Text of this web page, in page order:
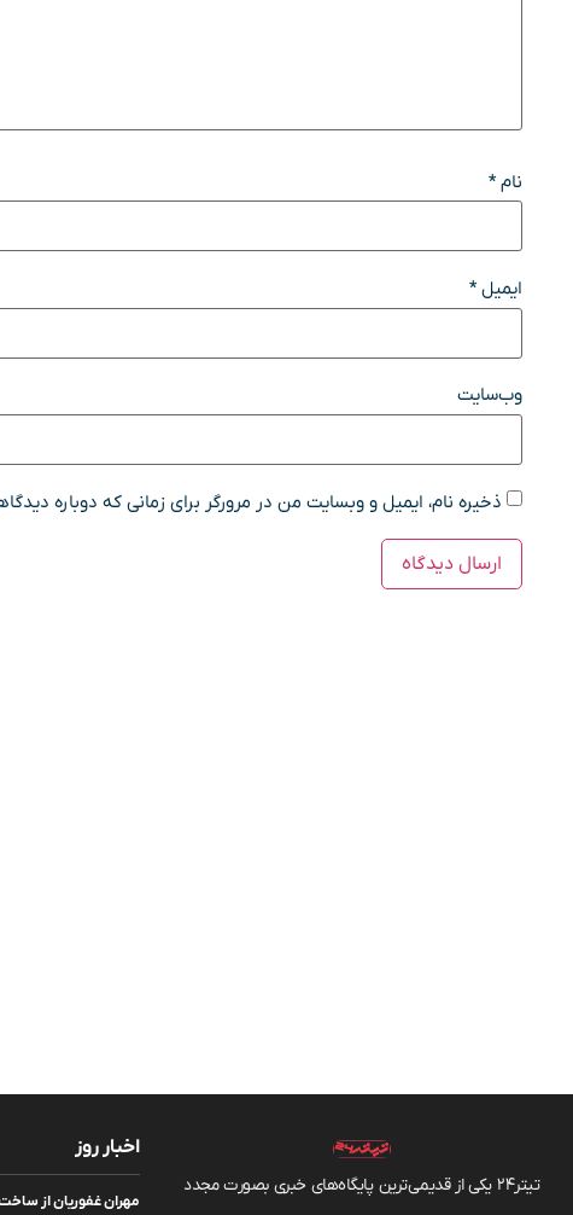
نام*
ایمیل*
وب‌سایت
ذخیره نام، ایمیل و وبسایت من در مرورگر برای زمانی که دوباره
تیتر24 یکی از قدیمی‌ترین پایگاه‌های خبری بصورت مجدد
اخبار روز
مهران غفوریان از